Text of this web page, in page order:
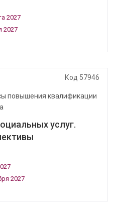
2027
2027
Код 57946
повышения квалификации
услуг.
2027